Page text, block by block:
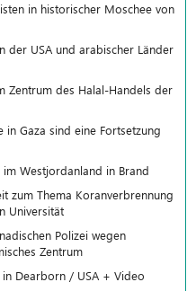
in historischer Moschee von
der USA und arabischer Länder
Zentrum des Halal-Handels der
Gaza sind eine Fortsetzung
Westjordanland in Brand
zum Thema Koranverbrennung
Universität
Polizei wegen
Zentrum
Dearborn / USA + Video